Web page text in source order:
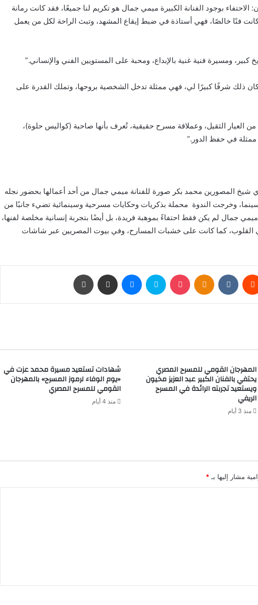
بوجود الفنانة الكبيرة ميمي جمال هو تكريم لنا جميعًا، فقد كانت رمانة
فنًا خالصًا، فهي أستاذة في ضبط إيقاع المشهد، وتبث الراحة لكل من يعمل
ومسيرة فنية غنية بالإبداع، ومحبة على المستويين الفني والإنساني.”
ذلك شرفًا كبيرًا لي، فهي ممثلة تدخل الشخصية بروحها، وتملك القدرة على
العيار الثقيل، وعملاقة مسرح حقيقية، تُعرف بأنها صاحبة (كواليس حلوة)،
ممثلة في حفظ الدور.”
شيخ المصورين محمد بكر صورة للفنانة ميمي جمال من أحد أعمالها بحضور نجله
وخرجت الندوة محملة بذكريات وحكايات مسرحية وسينمائية تضيء جانبًا من
ميمي جمال لم يكن فقط احتفاءً بموهبة فريدة، بل أيضًا بتجربة إنسانية مخلصة لفنها،
القلوب، كما كانت على خشبات المسارح، وفي بيوت المصريين عبر شاشات
Odnoklassniki
بوكيت سكايب ماسنجر مشاركة عبر البريد
المهرجان القومي للمسرح المصري
يحتفي بالفنان الكبير عبد العزيز مخيون
ويستعيد تجربته الرائدة في المسرح
الريفي
منذ 3 أيام
شهادات تستعيد مسيرة محمد عزت في
«يوم الوفاء لرموز المسرح» بالمهرجان
القومي للمسرح المصري
منذ 4 أيام
مشار إليها بـ *